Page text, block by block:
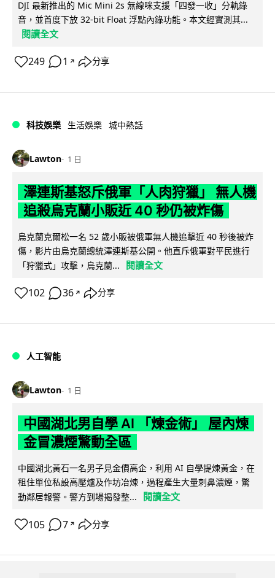
DJI 最新推出的 Mic Mini 2s 無線咪支援「四發一收」分軌錄
音，並首度下放 32-bit Float 浮點內錄功能。本文經實測其...
閱讀全文
249 1 ↗ 分享
科技娛樂 生活娛樂 城中熱話
Lawton 1 日
澤連斯基怒斥俄軍「人肉狩獵」 無人機
追殺烏克蘭小販近 40 秒仍被炸傷
烏克蘭克爾松一名 52 歲小販被俄軍無人機追擊近 40 秒後被炸
傷，影片由烏克蘭總統澤連斯基公開。他直斥俄軍對平民進行
「狩獵式」攻擊，烏克蘭...
閱讀全文
102 36 ↗ 分享
人工智能
Lawton 1 日
中國湖北男自學 AI 「煉金術」 屋內煉
金冒濃煙驚動全區
中國湖北黃石一名男子見金價高企，利用 AI 自學提煉黃金，在
租住單位私設高壓爐及作坊冶煉，過程產生大量刺鼻濃煙，驚
動鄰居報警。警方到場揭發整...
閱讀全文
105 7 ↗ 分享